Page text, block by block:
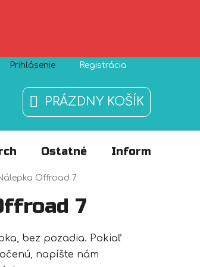
súborov cookies O nás
Prihlásenie Registrácia
NÁKUPNÝ
KOŠÍK
PRÁZDNY KOŠÍK
Ostatné Informácie
Offroad 7
7
bez pozadia. Pokiaľ
napíšte nám